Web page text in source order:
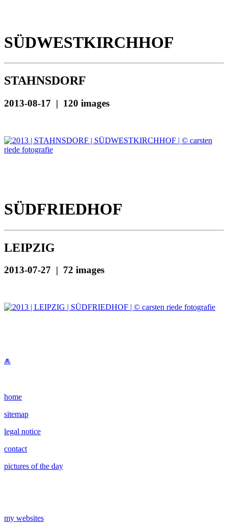
SÜDWESTKIRCHHOF
STAHNSDORF
2013-08-17 | 120 images
SÜDFRIEDHOF
LEIPZIG
2013-07-27 | 72 images
⩕
home
sitemap
legal notice
contact
pictures of the day
my websites